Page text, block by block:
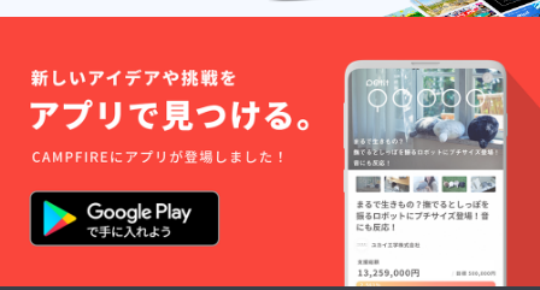
●返送時の対
商品が返送
された際、
弊社からの
個別連絡は
行っており
ません。
返送に心当
たりのある
方は、お手